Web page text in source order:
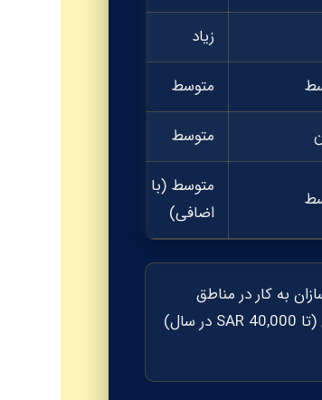
زیاد
متوسط
متوسط
متوسط (با مزایای
اضافی)
به کار در مناطق
خاص، مزایای اضافی مانند کمک‌هزینه مسکن (تا 40,000 SAR در سال)